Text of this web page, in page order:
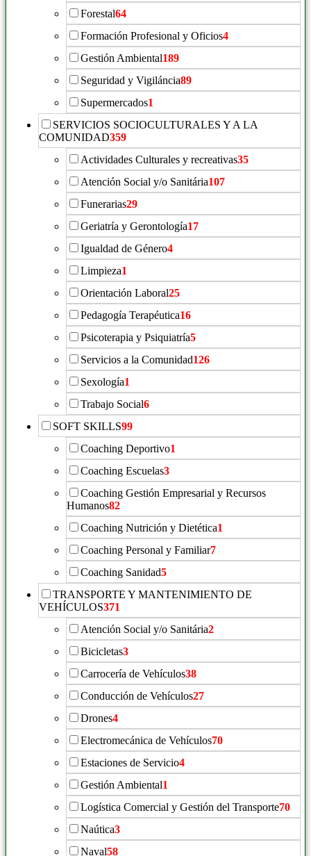
Forestal64
Formación Profesional y Oficios4
Gestión Ambiental189
Seguridad y Vigiláncia89
Supermercados1
SERVICIOS SOCIOCULTURALES Y A LA
COMUNIDAD359
Actividades Culturales y recreativas35
Atención Social y/o Sanitária107
Funerarias29
Geriatría y Gerontología17
Igualdad de Género4
Limpieza1
Orientación Laboral25
Pedagogía Terapéutica16
Psicoterapia y Psiquiatría5
Servicios a la Comunidad126
Sexología1
Trabajo Social6
SOFT SKILLS99
Coaching Deportivo1
Coaching Escuelas3
Coaching Gestión Empresarial y Recursos
Humanos82
Coaching Nutrición y Dietética1
Coaching Personal y Familiar7
Coaching Sanidad5
TRANSPORTE Y MANTENIMIENTO DE
VEHÍCULOS371
Atención Social y/o Sanitária2
Bicicletas3
Carrocería de Vehículos38
Conducción de Vehículos27
Drones4
Electromecánica de Vehículos70
Estaciones de Servicio4
Gestión Ambiental1
Logística Comercial y Gestión del Transporte70
Naútica3
Naval58